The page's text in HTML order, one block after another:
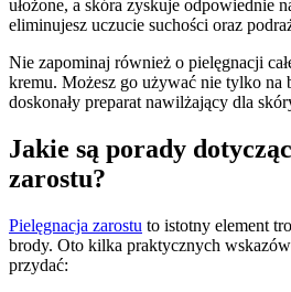
ułożone, a skóra zyskuje odpowiednie
eliminujesz uczucie suchości oraz
Nie zapominaj również o pielęgnacji
kremu. Możesz go używać nie tylko na
doskonały preparat nawilżający dla
Jakie są porady
zarostu?
Pielęgnacja zarostu to istotny element
brody. Oto kilka praktycznych
przydać: